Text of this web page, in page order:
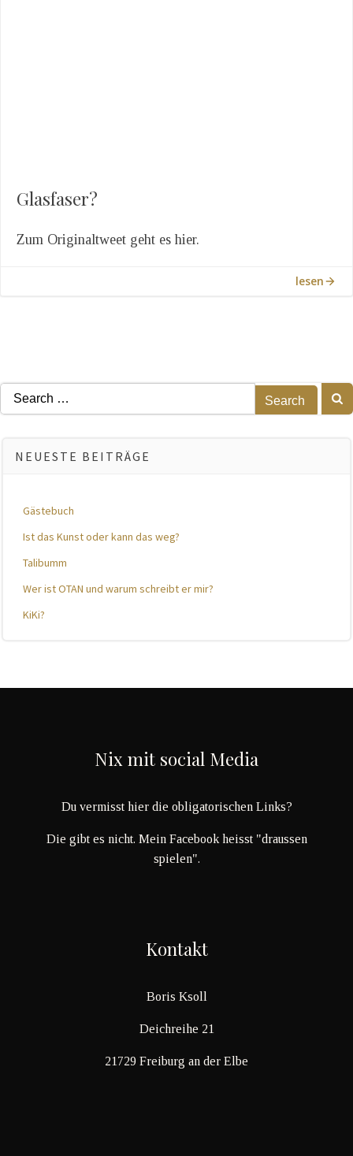
Glasfaser?
Zum Originaltweet geht es hier.
lesen
Search
for:
NEUESTE BEITRÄGE
Gästebuch
Ist das Kunst oder kann das weg?
Talibumm
Wer ist OTAN und warum schreibt er mir?
KiKi?
Nix mit social Media
Du vermisst hier die obligatorischen Links?
Die gibt es nicht. Mein Facebook heisst "draussen
spielen".
Kontakt
Boris Ksoll
Deichreihe 21
21729 Freiburg an der Elbe